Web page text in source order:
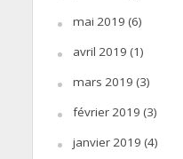
mai 2019 (6)
avril 2019 (1)
mars 2019 (3)
février 2019 (3)
janvier 2019 (4)